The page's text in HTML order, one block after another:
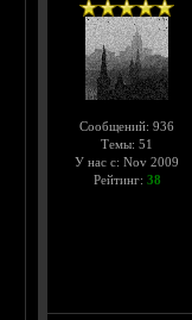
Сообщений: 936
Темы: 51
У нас с: Nov 2009
Рейтинг: 38